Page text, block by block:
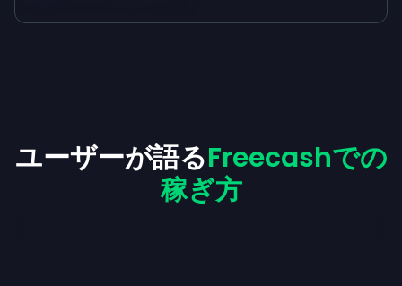
ユーザーが語るFreecashでの
稼ぎ方